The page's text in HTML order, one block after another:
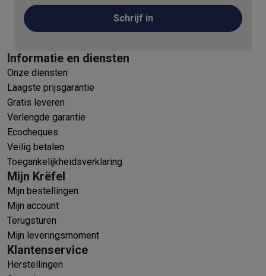
Schrijf in
Informatie en diensten
Onze diensten
Laagste prijsgarantie
Gratis leveren
Verlengde garantie
Ecocheques
Veilig betalen
Toegankelijkheidsverklaring
Mijn Krëfel
Mijn bestellingen
Mijn account
Terugsturen
Mijn leveringsmoment
Klantenservice
Herstellingen